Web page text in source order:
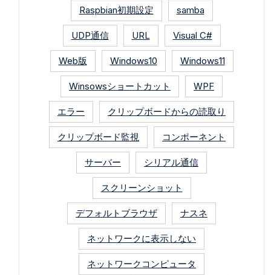
Raspbian初期設定 samba
UDP通信 URL Visual C#
Web版 Windows10 Windows11
Winsowsショートカット WPF
エラー クリップボードからの読取り
クリップボード監視 コンポーネント
サーバー シリアル通信
スクリーンショット
デフォルトブラウザ ナスネ
ネットワークに表示しない
ネットワークコンピュータ